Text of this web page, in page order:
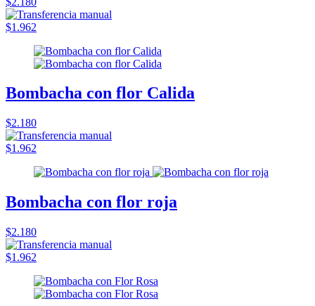
$1.962
Bombacha con flor Calida
$2.180
$1.962
Bombacha con flor roja
$2.180
$1.962